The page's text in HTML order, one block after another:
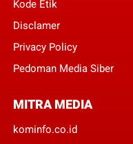
Kode Etik
Disclamer
Privacy Policy
Pedoman Media Siber
MITRA MEDIA
kominfo.co.id